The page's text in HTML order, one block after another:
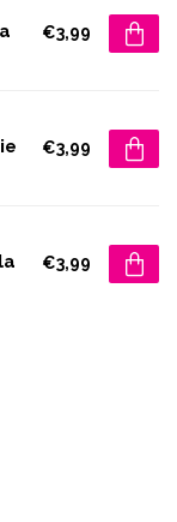
€3,99
€3,99
€3,99